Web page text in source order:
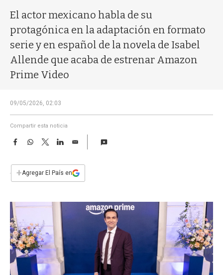
El actor mexicano habla de su
protagónica en la adaptación en formato
serie y en español de la novela de Isabel
Allende que acaba de estrenar Amazon
Prime Video
09/05/2026, 02:03
Compartir esta noticia
F
e
b
k
W
s
p
T
w
t
L
n
E
i
l
+Agregar El País en